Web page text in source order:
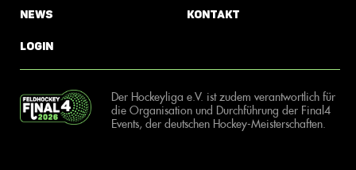
News
Login
Kontakt
Der Hockeyliga e.V. ist zudem verantwortlich für
die Organisation und Durchführung der Final4
Events, der deutschen Hockey-Meisterschaften.